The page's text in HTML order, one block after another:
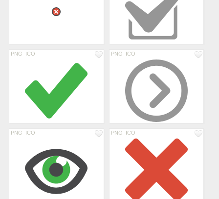
PNG ICO PNG ICO
PNG ICO PNG ICO